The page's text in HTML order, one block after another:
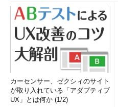
カーセンサー、ゼクシィのサイト
が取り入れている「アダプティブ
UX」とは何か (1/2)